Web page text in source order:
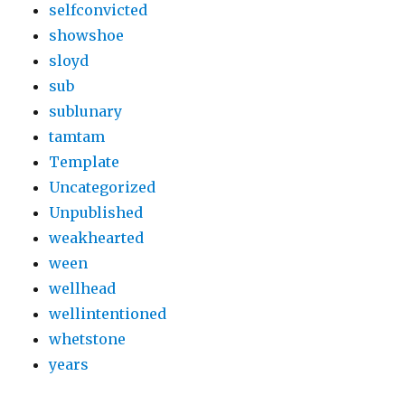
selfconvicted
showshoe
sloyd
sub
sublunary
tamtam
Template
Uncategorized
Unpublished
weakhearted
ween
wellhead
wellintentioned
whetstone
years